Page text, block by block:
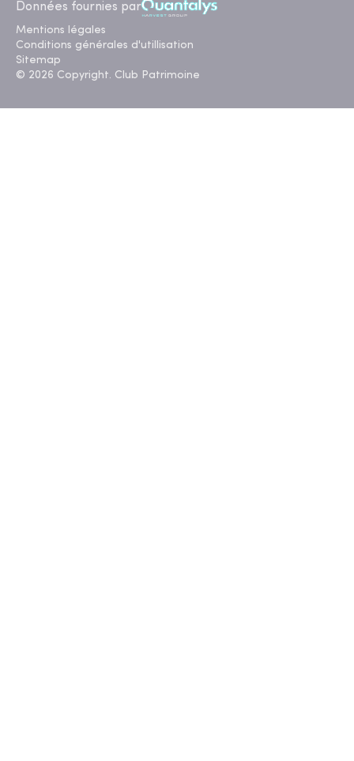
Données fournies par
Mentions légales
Conditions générales d'utillisation
Sitemap
© 2026 Copyright. Club Patrimoine